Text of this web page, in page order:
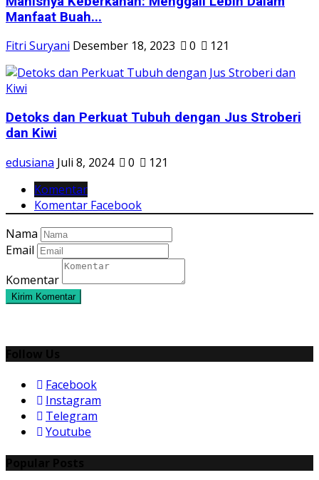
Manfaat Buah...
Fitri Suryani Desember 18, 2023 0 121
Detoks dan Perkuat Tubuh dengan Jus Stroberi
dan Kiwi
edusiana Juli 8, 2024 0
121
Komentar
Komentar Facebook
Nama
Email
Komentar
Kirim Komentar
Facebook
Instagram
Telegram
Youtube